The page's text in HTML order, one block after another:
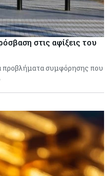
στις αφίξεις του
προβλήματα συμφόρησης που